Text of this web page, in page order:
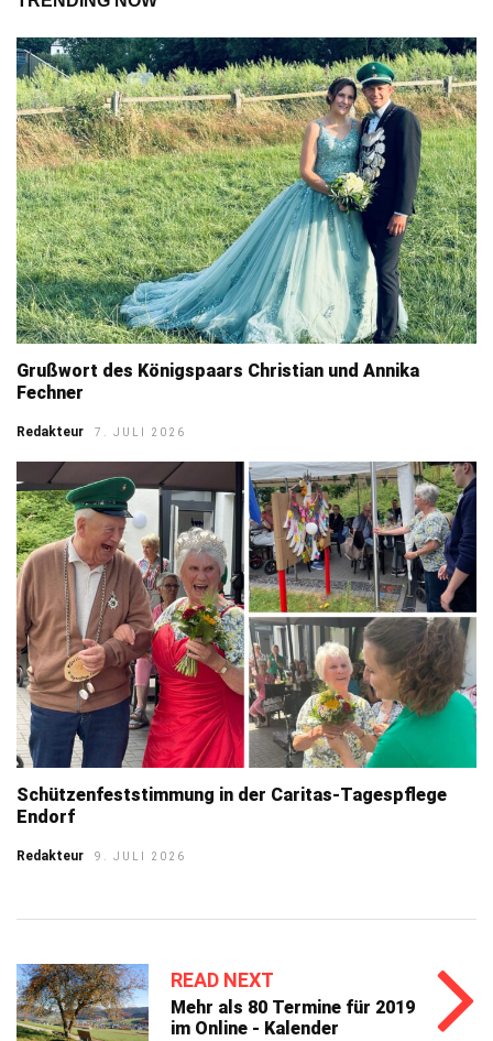
Grußwort des Königspaars Christian und Annika
Fechner
Redakteur 7. JULI 2026
Schützenfeststimmung in der Caritas-Tagespflege
Endorf
Redakteur 9. JULI 2026
READ NEXT
Mehr als 80 Termine für 2019
im Online - Kalender